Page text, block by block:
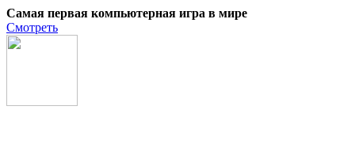
Самая первая компьютерная игра в мире
Смотреть